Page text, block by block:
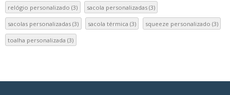
relógio personalizado (3) sacola personalizadas (3)
sacolas personalizadas (3) sacola térmica (3) squeeze personalizado (3)
toalha personalizada (3)